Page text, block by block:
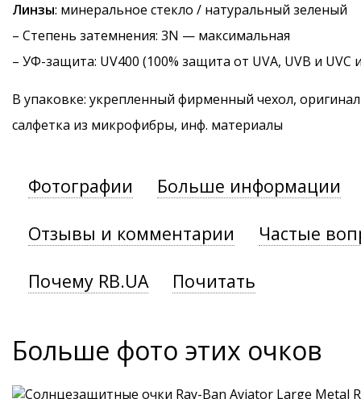
Линзы: минеральное стекло / натуральный зеленый
– Степень затемнения: 3N — максимальная
– УФ-защита: UV400 (100% защита от UVA, UVB и UVC
В упаковке: укрепленный фирменный чехол,
салфетка из микрофибры, инф. материалы
Фотографии Больше информации
Отзывы и комментарии Частые
Почему RB.UA Почитать
Больше фото этих очков